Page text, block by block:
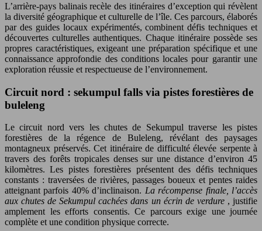
L’arrière-pays balinais recèle des itinéraires d’exception qui révèlent
la diversité géographique et culturelle de l’île. Ces parcours, élaborés
par des guides locaux expérimentés, combinent défis techniques et
découvertes culturelles authentiques. Chaque itinéraire possède ses
propres caractéristiques, exigeant une préparation spécifique et une
connaissance approfondie des conditions locales pour garantir une
exploration réussie et respectueuse de l’environnement.
Circuit nord : sekumpul falls via pistes forestières de
buleleng
Le circuit nord vers les chutes de Sekumpul traverse les pistes
forestières de la régence de Buleleng, révélant des paysages
montagneux préservés. Cet itinéraire de difficulté élevée serpente à
travers des forêts tropicales denses sur une distance d’environ 45
kilomètres. Les pistes forestières présentent des défis techniques
constants : traversées de rivières, passages boueux et pentes raides
atteignant parfois 40% d’inclinaison. La récompense finale, l’accès
aux chutes de Sekumpul cachées dans un écrin de verdure , justifie
amplement les efforts consentis. Ce parcours exige une journée
complète et une condition physique correcte.